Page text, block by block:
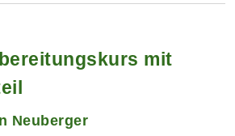
mit
Neuberger